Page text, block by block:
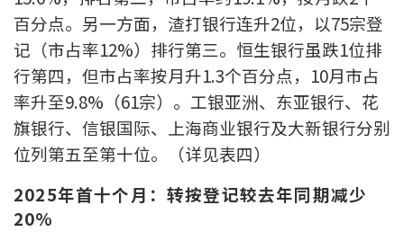
楼按专栏
按揭百科
实时银行资讯
免费装修转介服务
百分点。另一方面，渣打银行连升2位，以75宗登
记（市占率12%）排行第三。恒生银行虽跌1位排
行第四，但市占率按月升1.3个百分点，10月市占
率升至9.8%（61宗）。工银亚洲、东亚银行、花
旗银行、信银国际、上海商业银行及大新银行分别
位列第五至第十位。（详见表四）
2025年首十个月：转按登记较去年同期减少
20%